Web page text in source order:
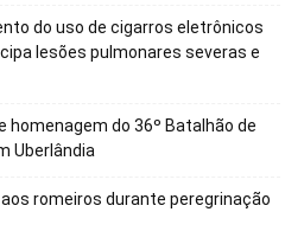
do uso de cigarros eletrônicos
lesões pulmonares severas e
homenagem do 36º Batalhão de
Uberlândia
aos romeiros durante peregrinação